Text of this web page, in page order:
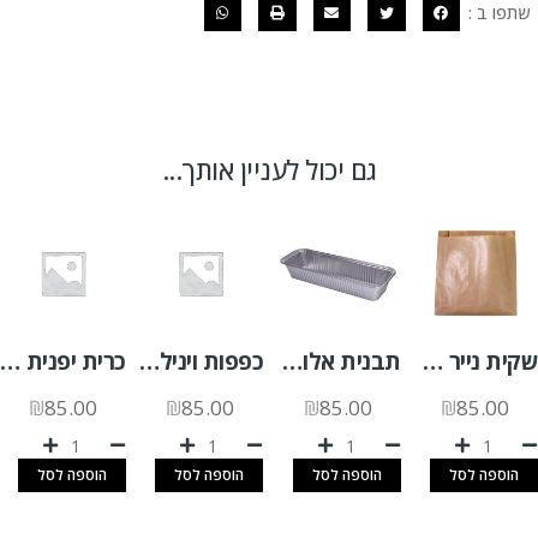
שתפו ב :
גם יכול לעניין אותך...
שקית נייר R3 חום 3000 יח'
₪85.00
הוספה לסל
תבנית אלומיניום אינגליש קייק ארוך 1000 יח'
₪85.00
הוספה לסל
כפפות ויניל שקוף ללא אבקה L -א.100 יח'
₪85.00
הוספה לסל
כרית יפנית 36 יח'
₪85.00
הוספה לסל